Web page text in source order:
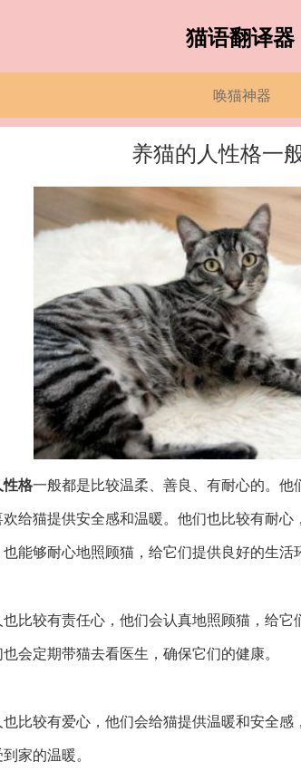
猫语翻译器
唤猫神器
养猫的人性格一
性格一般都是比较温柔、善良、有耐心的。
给猫提供安全感和温暖。他们也比较有耐
能够耐心地照顾猫，给它们提供良好的生活
也比较有责任心，他们会认真地照顾猫，给
会定期带猫去看医生，确保它们的健康。
也比较有爱心，他们会给猫提供温暖和安全
家的温暖。